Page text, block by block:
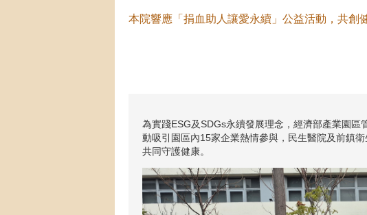
本院響應「捐血助人讓愛永續」公益活動，共創
為實踐ESG及SDGs永續發展理念，經濟部產業園
動吸引園區內15家企業熱情參與，民生醫院及前鎮
共同守護健康。